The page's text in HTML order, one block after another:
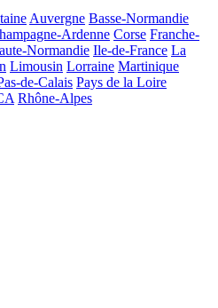
Auvergne Basse-Normandie
Ardenne Corse Franche-
Normandie Ile-de-France La
Limousin Lorraine Martinique
de-Calais Pays de la Loire
Rhône-Alpes